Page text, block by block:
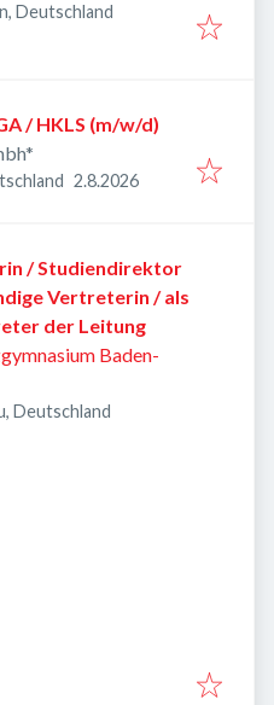
Deutschland
/ HKLS (m/w/d)
Veröffentlicht
2.8.2026
/ Studiendirektor
Vertreterin / als
der Leitung
Baden-
Deutschland